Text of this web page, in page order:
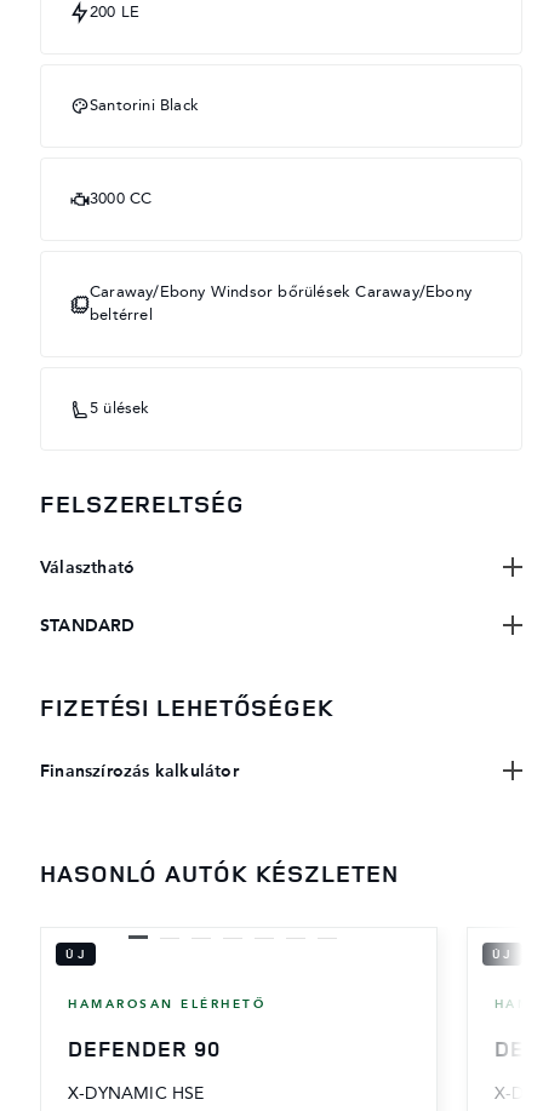
200 LE
Santorini Black
3000 CC
Caraway/Ebony Windsor bőrülések Caraway/Ebony
beltérrel
5 ülések
FELSZERELTSÉG
Választható
STANDARD
FIZETÉSI LEHETŐSÉGEK
Finanszírozás kalkulátor
HASONLÓ AUTÓK KÉSZLETEN
ÚJ
HAMAROSAN ELÉRHETŐ
DEFENDER 90
X-DYNAMIC HSE
ÚJ
X-